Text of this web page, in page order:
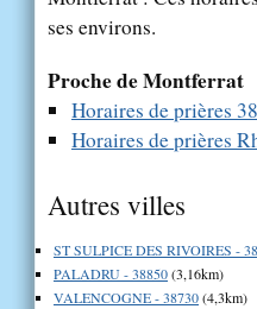
ses environs.
Proche de Montferrat
Horaires de prières
Horaires de prières
Autres villes
ST SULPICE DES RIVOIRES -
PALADRU - 38850(3,16km)
VALENCOGNE - 38730(4,3km)